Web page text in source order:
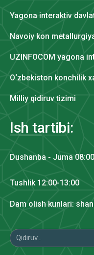
Yagona interaktiv
Navoiy kon
UZINFOCOM yagona
O‘zbekiston konchilik
Milliy qidiruv tizimi
Ish tartibi:
Dushanba - Juma
Tushlik 12:00-13:00
Dam olish kunlari: